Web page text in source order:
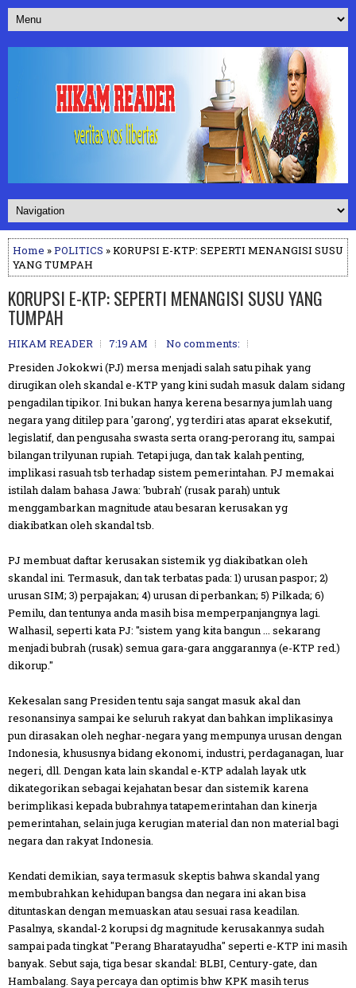
Home »POLITICS » KORUPSI E-KTP: SEPERTI MENANGISI SUSU
YANG TUMPAH
KORUPSI E-KTP: SEPERTI MENANGISI SUSU YANG
TUMPAH
HIKAM READER 7:19 AM
No comments:
Presiden Jokokwi (PJ) mersa menjadi salah satu pihak yang
dirugikan oleh skandal e-KTP yang kini sudah masuk dalam sidang
pengadilan tipikor. Ini bukan hanya kerena besarnya jumlah uang
negara yang ditilep para 'garong', yg terdiri atas aparat eksekutif,
legislatif, dan pengusaha swasta serta orang-perorang itu, sampai
bilangan trilyunan rupiah. Tetapi juga, dan tak kalah penting,
implikasi rasuah tsb terhadap sistem pemerintahan. PJ memakai
istilah dalam bahasa Jawa: 'bubrah' (rusak parah) untuk
menggambarkan magnitude atau besaran kerusakan yg
diakibatkan oleh skandal tsb.
PJ membuat daftar kerusakan sistemik yg diakibatkan oleh
skandal ini. Termasuk, dan tak terbatas pada: 1) urusan paspor; 2)
urusan SIM; 3) perpajakan; 4) urusan di perbankan; 5) Pilkada; 6)
Pemilu, dan tentunya anda masih bisa memperpanjangnya lagi.
Walhasil, seperti kata PJ: "sistem yang kita bangun ... sekarang
menjadi bubrah (rusak) semua gara-gara anggarannya (e-KTP red.)
dikorup."
Kekesalan sang Presiden tentu saja sangat masuk akal dan
resonansinya sampai ke seluruh rakyat dan bahkan implikasinya
pun dirasakan oleh neghar-negara yang mempunya urusan dengan
Indonesia, khususnya bidang ekonomi, industri, perdaganagan, luar
negeri, dll. Dengan kata lain skandal e-KTP adalah layak utk
dikategorikan sebagai kejahatan besar dan sistemik karena
berimplikasi kepada bubrahnya tatapemerintahan dan kinerja
pemerintahan, selain juga kerugian material dan non material bagi
negara dan rakyat Indonesia.
Kendati demikian, saya termasuk skeptis bahwa skandal yang
membubrahkan kehidupan bangsa dan negara ini akan bisa
dituntaskan dengan memuaskan atau sesuai rasa keadilan.
Pasalnya, skandal-2 korupsi dg magnitude kerusakannya sudah
sampai pada tingkat "Perang Bharatayudha" seperti e-KTP ini masih
banyak. Sebut saja, tiga besar skandal: BLBI, Century-gate, dan
Hambalang. Saya percaya dan optimis bhw KPK masih terus